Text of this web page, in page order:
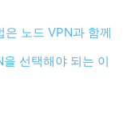
은 노드 VPN과 함께
선택해야 되는 이